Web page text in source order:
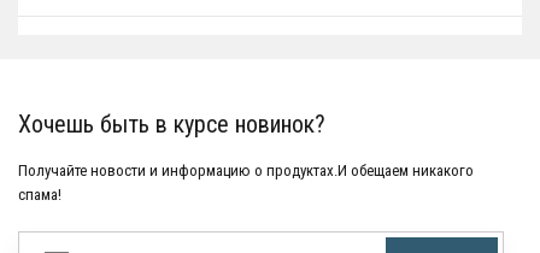
Хочешь быть в курсе новинок?
Получайте новости и информацию о продуктах.И обещаем никакого
спама!